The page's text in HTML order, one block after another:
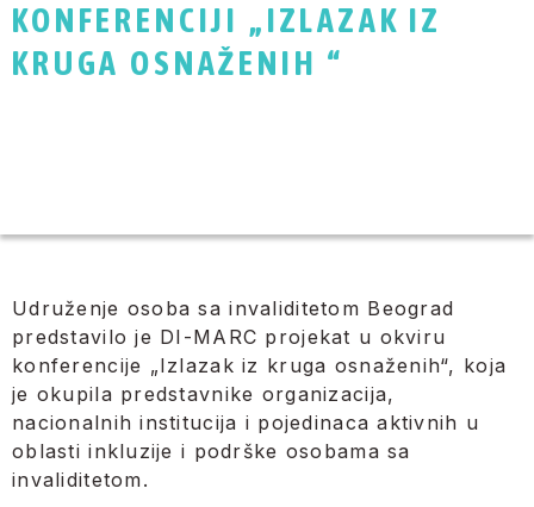
KONFERENCIJI „IZLAZAK IZ
KRUGA OSNAŽENIH “
Udruženje osoba sa invaliditetom Beograd
predstavilo je DI-MARC projekat u okviru
konferencije „Izlazak iz kruga osnaženih“, koja
je okupila predstavnike organizacija,
nacionalnih institucija i pojedinaca aktivnih u
oblasti inkluzije i podrške osobama sa
invaliditetom.